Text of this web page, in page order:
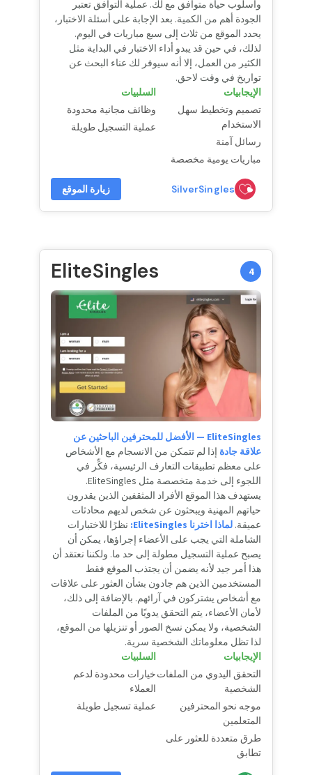
وأسلوب حياة متوافق مع لك. عملية التوافق تعتبر
الجودة أهم من الكمية. بعد الإجابة على أسئلة الاختبار،
يحدد الموقع من ثلاث إلى سبع مباريات في اليوم.
لذلك، في حين قد يبدو أداء الاختبار في البداية مثل
الكثير من العمل، إلا أنه سيوفر لك عناء البحث عن
تواريخ في وقت لاحق.
الإيجابيات
تصميم وتخطيط سهل
الاستخدام
رسائل آمنة
مباريات يومية مخصصة
السلبيات
وظائف مجانية محدودة
عملية التسجيل طويلة
SilverSingles زيارة الموقع
4
EliteSingles
EliteSingles — الأفضل للمحترفين الباحثين عن
علاقة جادة إذا لم تتمكن من الانسجام مع الأشخاص
على معظم تطبيقات التعارف الرئيسية، فكِّر في
اللجوء إلى خدمة متخصصة مثل EliteSingles.
يستهدف هذا الموقع الأفراد المثقفين الذين يقدرون
حياتهم المهنية ويبحثون عن شخص لديهم محادثات
عميقة. لماذا اخترنا EliteSingles:
نظرًا للاختبارات
الشاملة التي يجب على الأعضاء إجراؤها، يمكن أن
يصبح عملية التسجيل مطولة إلى حد ما. ولكننا نعتقد أن
هذا أمر جيد لأنه يضمن أن يجتذب الموقع فقط
المستخدمين الذين هم جادون بشأن العثور على علاقات
مع أشخاص يشتركون في آرائهم. بالإضافة إلى ذلك،
لأمان الأعضاء، يتم التحقق يدويًا من الملفات
الشخصية، ولا يمكن نسخ الصور أو تنزيلها من الموقع،
لذا تظل معلوماتك الشخصية سرية.
الإيجابيات
التحقق اليدوي من الملفات
الشخصية
موجه نحو المحترفين
المتعلمين
طرق متعددة للعثور على
تطابق
السلبيات
خيارات محدودة لدعم
العملاء
عملية تسجيل طويلة